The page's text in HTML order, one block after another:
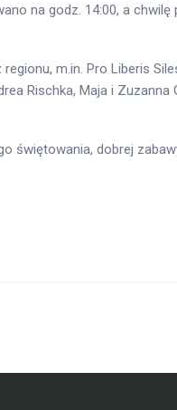
na godz. 14:00, a chwilę
m.in. Pro Liberis
Rischka, Maja i Zuzanna
świętowania, dobrej